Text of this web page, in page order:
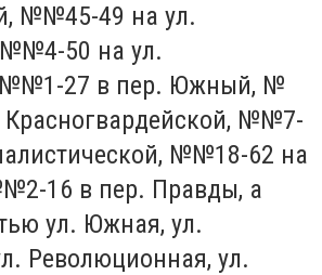
№№45-49 на ул.
№№4-50 на ул.
№№1-27 в пер. Южный, №
№№7-
№№18-62 на
16 в пер. Правды, а
ул. Южная, ул.
Революционная, ул.